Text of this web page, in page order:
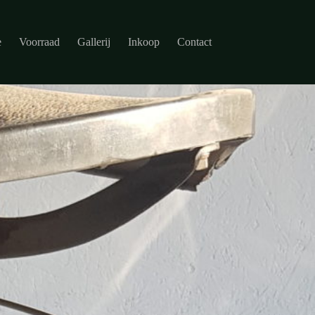
Voorraad Gallerij Inkoop Contact